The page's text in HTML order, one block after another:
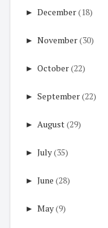
► December(18)
► November(30)
► October(22)
► September(22)
► August(29)
► July(35)
► June (28)
► May(9)